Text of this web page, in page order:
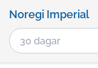
Noregi Imperial